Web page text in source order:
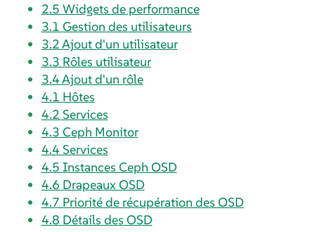
2.5 Widgets de performance
3.1 Gestion des utilisateurs
3.2Ajout d'un utilisateur
3.3 Rôles utilisateur
3.4Ajout d'un rôle
4.1 Hôtes
4.2 Services
4.3 Ceph Monitor
4.4Services
4.5 Instances Ceph OSD
4.6 Drapeaux OSD
4.7 Priorité de récupération des OSD
4.8 Détails des OSD